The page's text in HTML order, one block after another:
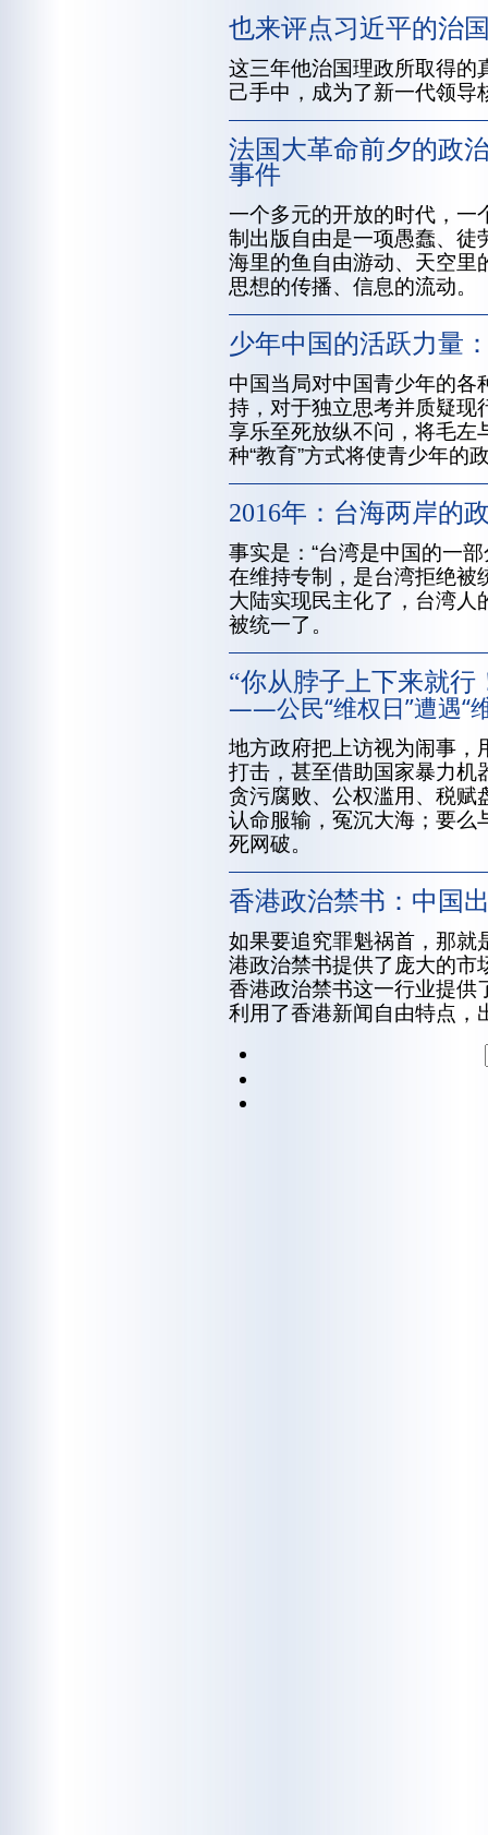
也来评点习近平的治
这三年他治国理政所取得的
己手中，成为了新一代领导
法国大革命前夕的政
事件
一个多元的开放的时代，一
制出版自由是一项愚蠢、徒
海里的鱼自由游动、天空里
思想的传播、信息的流动。
少年中国的活跃力量
中国当局对中国青少年的各
持，对于独立思考并质疑现
享乐至死放纵不问，将毛左
种“教育”方式将使青少年的
2016年：台海两岸的
事实是：“台湾是中国的一
在维持专制，是台湾拒绝被
大陆实现民主化了，台湾人
被统一了。
“你从脖子上下来就行
——公民“维权日”遭遇“
地方政府把上访视为闹事，
打击，甚至借助国家暴力机
贪污腐败、公权滥用、税赋
认命服输，冤沉大海；要么
死网破。
香港政治禁书：中国
如果要追究罪魁祸首，那就
港政治禁书提供了庞大的市
香港政治禁书这一行业提供
利用了香港新闻自由特点，